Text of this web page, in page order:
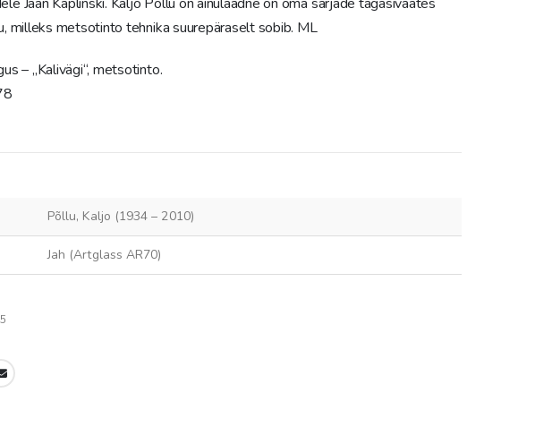
milleks metsotinto tehnika suurepäraselt sobib. ML
– „Kalivägi“, metsotinto.
Põllu, Kaljo (1934 – 2010)
Jah (Artglass AR70)